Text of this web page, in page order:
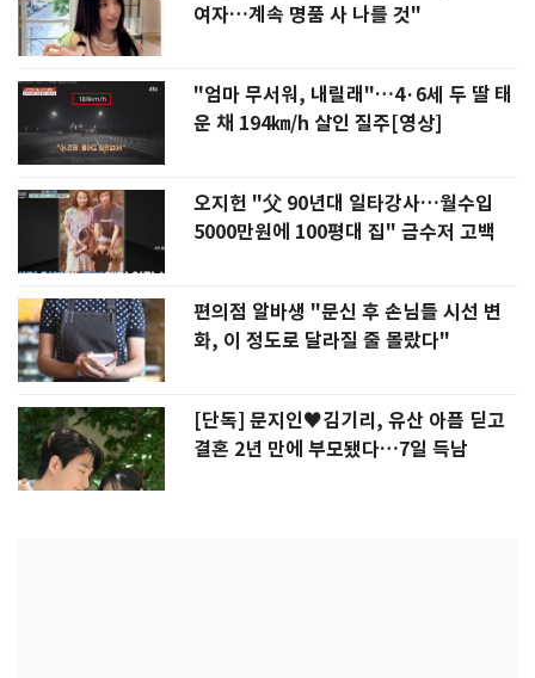
여자…계속 명품 사 나를 것"
"엄마 무서워, 내릴래"…4·6세 두 딸 태
운 채 194㎞/h 살인 질주[영상]
오지헌 "父 90년대 일타강사…월수입
5000만원에 100평대 집" 금수저 고백
편의점 알바생 "문신 후 손님들 시선 변
화, 이 정도로 달라질 줄 몰랐다"
[단독] 문지인♥김기리, 유산 아픔 딛고
결혼 2년 만에 부모됐다…7일 득남